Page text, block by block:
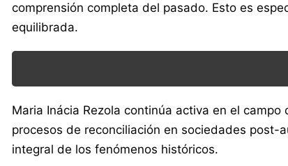
comprensión completa del pasado. Esto es
equilibrada.
Maria Inácia Rezola continúa activa en el
procesos de reconciliación en sociedades post-
integral de los fenómenos históricos.